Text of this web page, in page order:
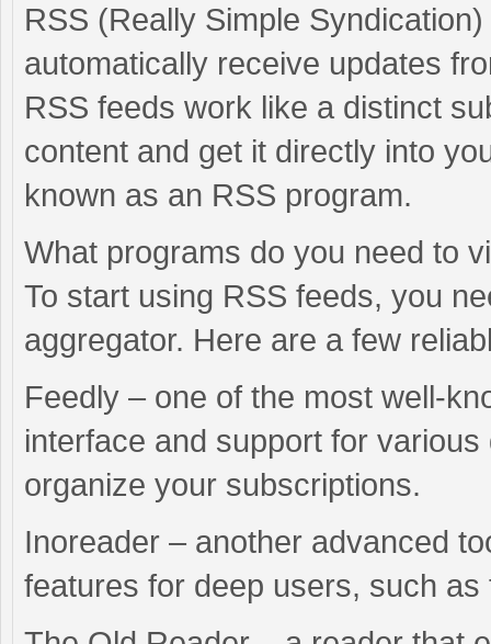
RSS (Really Simple
automatically receive updates
RSS feeds work like a distinct
content and get it directly into
known as an RSS program.
What programs do you need to
To start using RSS feeds, you
aggregator. Here are a few
Feedly – one of the most well-
interface and support for
organize your subscriptions.
Inoreader – another advanced
features for deep users, such